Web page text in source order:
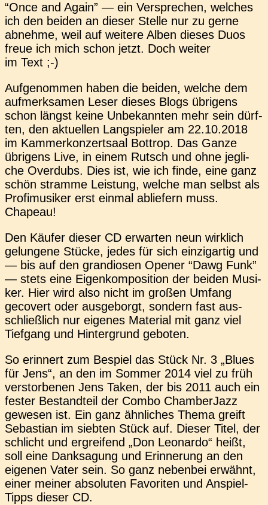
“Once and Again” — ein Ver­spre­chen, wel­ches
ich den beiden an dieser Stelle nur zu gerne
abneh­me, weil auf wei­te­re Alben dieses Duos
freue ich mich schon jetzt. Doch weiter
im Text ;-)
Auf­ge­nom­men haben die beiden, welche dem
auf­merk­sa­men Leser dieses Blogs übri­gens
schon längst keine Unbe­kann­ten mehr sein dürf­
ten, den aktu­el­len Lang­spie­ler am 22.10.2018
im Kam­mer­kon­zert­saal Bot­trop. Das Ganze
übri­gens Live, in einem Rutsch und ohne jeg­li­
che Over­dubs. Dies ist, wie ich finde, eine ganz
schön stram­me Leis­tung, welche man selbst als
Pro­fi­mu­si­ker erst einmal ablie­fern muss.
Chapeau!
Den Käufer dieser CD erwar­ten neun wirk­lich
gelun­ge­ne Stücke, jedes für sich ein­zig­ar­tig und
— bis auf den gran­dio­sen Opener “Dawg Funk”
— stets eine Eigen­kom­po­si­ti­on der beiden Musi­
ker. Hier wird also nicht im großen Umfang
geco­vert oder aus­ge­borgt, son­dern fast aus­
schließ­lich nur eige­nes Mate­ri­al mit ganz viel
Tief­gang und Hin­ter­grund geboten.
So erin­nert zum Bespiel das Stück Nr. 3 „Blues
für Jens“, an den im Sommer 2014 viel zu früh
ver­stor­be­nen Jens Taken, der bis 2011 auch ein
fester Bestand­teil der Combo Cham­ber­Jazz
gewe­sen ist. Ein ganz ähn­li­ches Thema greift
Sebas­ti­an im sieb­ten Stück auf. Dieser Titel, der
schlicht und ergrei­fend „Don Leo­nar­do“ heißt,
soll eine Dank­sa­gung und Erin­ne­rung an den
eige­nen Vater sein. So ganz neben­bei erwähnt,
einer meiner abso­lu­ten Favo­ri­ten und Anspiel-
Tipps dieser CD.